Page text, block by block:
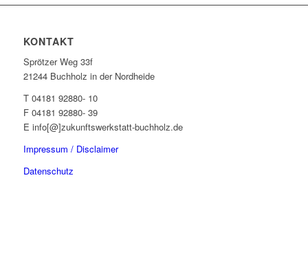
KONTAKT
Sprötzer Weg 33f
21244 Buchholz in der Nordheide
T 04181 92880- 10
F 04181 92880- 39
E info[@]zukunftswerkstatt-buchholz.de
Impressum / Disclaimer
Datenschutz